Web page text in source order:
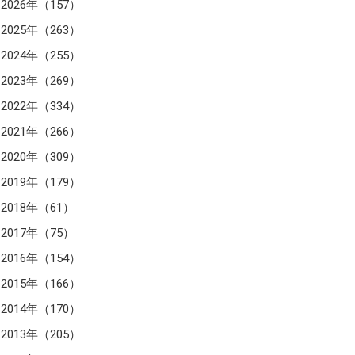
2026年（157）
2025年（263）
2024年（255）
2023年（269）
2022年（334）
2021年（266）
2020年（309）
2019年（179）
2018年（61）
2017年（75）
2016年（154）
2015年（166）
2014年（170）
2013年（205）